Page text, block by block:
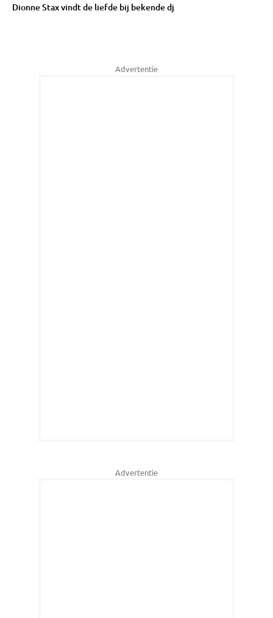
Dionne Stax vindt de liefde bij bekende dj
Advertentie
Advertentie